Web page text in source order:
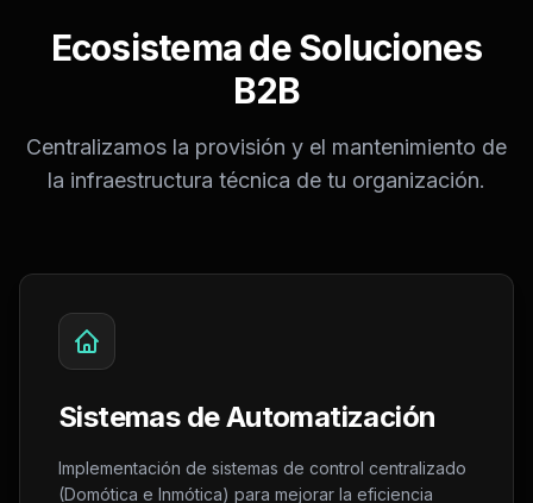
Ecosistema de Soluciones
B2B
Centralizamos la provisión y el mantenimiento de
la infraestructura técnica de tu organización.
Sistemas de Automatización
Implementación de sistemas de control centralizado
(Domótica e Inmótica) para mejorar la eficiencia